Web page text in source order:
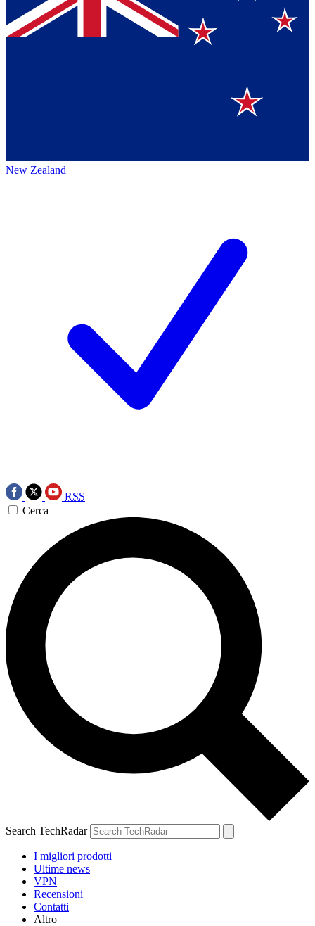
New Zealand
RSS
Cerca
Search TechRadar
I migliori prodotti
Ultime news
VPN
Recensioni
Contatti
Altro